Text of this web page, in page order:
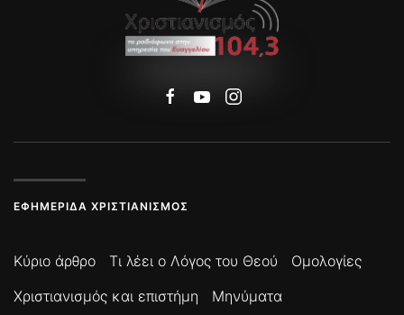
ΕΦΗΜΕΡΊΔΑ ΧΡΙΣΤΙΑΝΙΣΜΌΣ
Κύριο άρθρο Τι λέει ο Λόγος του Θεού
Ομολογίες
Χριστιανισμός και επιστήμη
Μηνύματα